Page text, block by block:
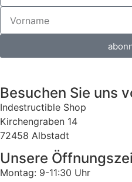
Besuchen Sie uns
Indestructible Shop
Kirchengraben 14
72458 Albstadt
Unsere
Montag: 9-11:30 Uhr